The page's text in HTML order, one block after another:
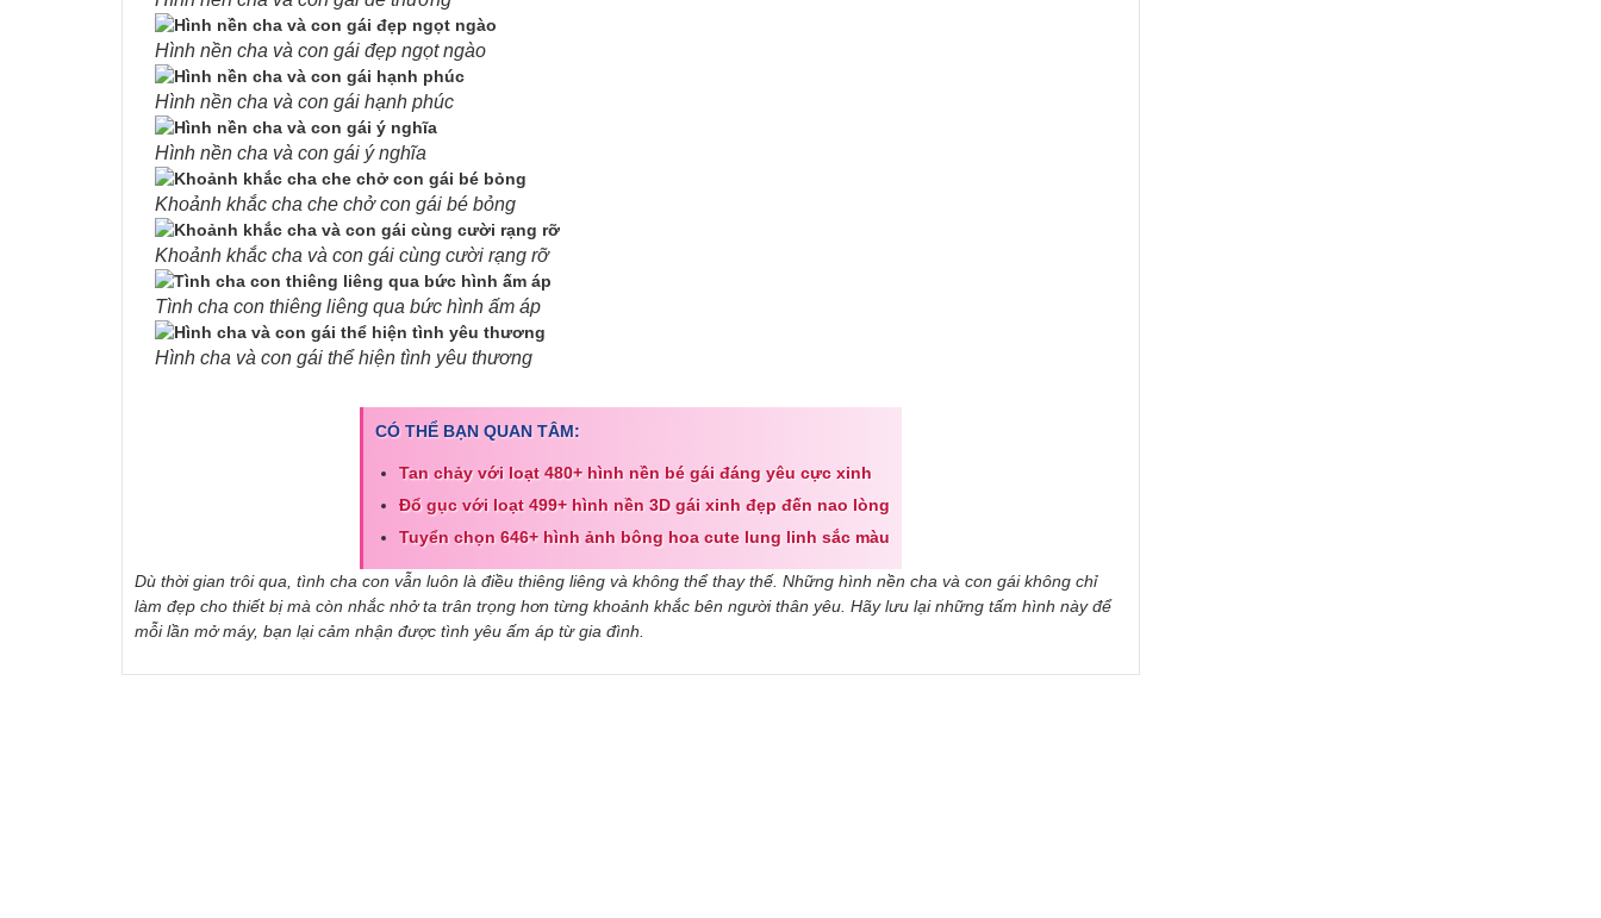
Hình nền cha và con gái đẹp ngọt ngào
Hình nền cha và con gái hạnh phúc
Hình nền cha và con gái ý nghĩa
Khoảnh khắc cha che chở con gái bé bỏng
Khoảnh khắc cha và con gái cùng cười rạng rỡ
Tình cha con thiêng liêng qua bức hình ấm áp
Hình cha và con gái thể hiện tình yêu thương
CÓ THỂ BẠN QUAN TÂM:
Tan chảy với loạt 480+ hình nền bé gái đáng yêu cực xinh
Đổ gục với loạt 499+ hình nền 3D gái xinh đẹp đến nao lòng
Tuyển chọn 646+ hình ảnh bông hoa cute lung linh sắc màu
Dù thời gian trôi qua, tình cha con vẫn luôn là điều thiêng liêng và không thể thay thế. Những hình nền cha và con gái không chỉ
làm đẹp cho thiết bị mà còn nhắc nhở ta trân trọng hơn từng khoảnh khắc bên người thân yêu. Hãy lưu lại những tấm hình này để
mỗi lần mở máy, bạn lại cảm nhận được tình yêu ấm áp từ gia đình.